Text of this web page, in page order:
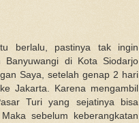
berlalu, pastinya tak ingin
Banyuwangi di Kota Siodarjo
Saya, setelah genap 2 hari
Jakarta. Karena mengambil
Turi yang sejatinya bisa
sebelum keberangkatan